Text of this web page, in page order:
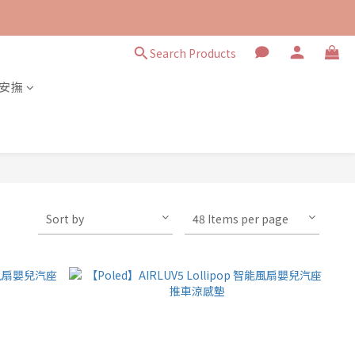
Search Products
撫
Sort by 48 Items per page